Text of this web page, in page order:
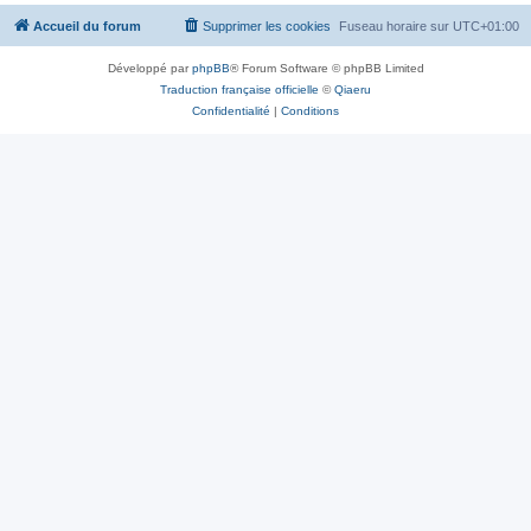
Accueil du forum Fuseau horaire sur UTC+01:00
Supprimer les cookies
Développé parphpBB® Forum Software © phpBB Limited
Traduction française officielle ©Qiaeru
Confidentialité | Conditions